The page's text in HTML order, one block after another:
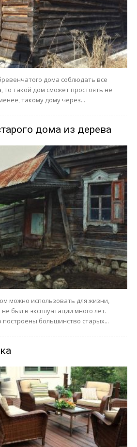
дома соблюдать все
такой дом сможет простоять не
такому дому через...
дома из дерева
можно использовать для жизни,
был в эксплуатации много лет.
построены большинство старых...